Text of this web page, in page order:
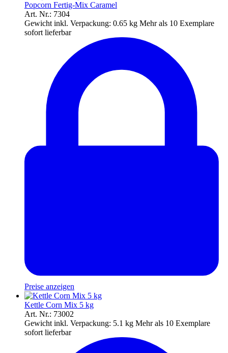
Popcorn Fertig-Mix Caramel
Art. Nr.: 7304
Gewicht inkl. Verpackung: 0.65 kg Mehr als 10 Exemplare
sofort lieferbar
Preise anzeigen
Kettle Corn Mix 5 kg
Art. Nr.: 73002
Gewicht inkl. Verpackung: 5.1 kg Mehr als 10 Exemplare
sofort lieferbar